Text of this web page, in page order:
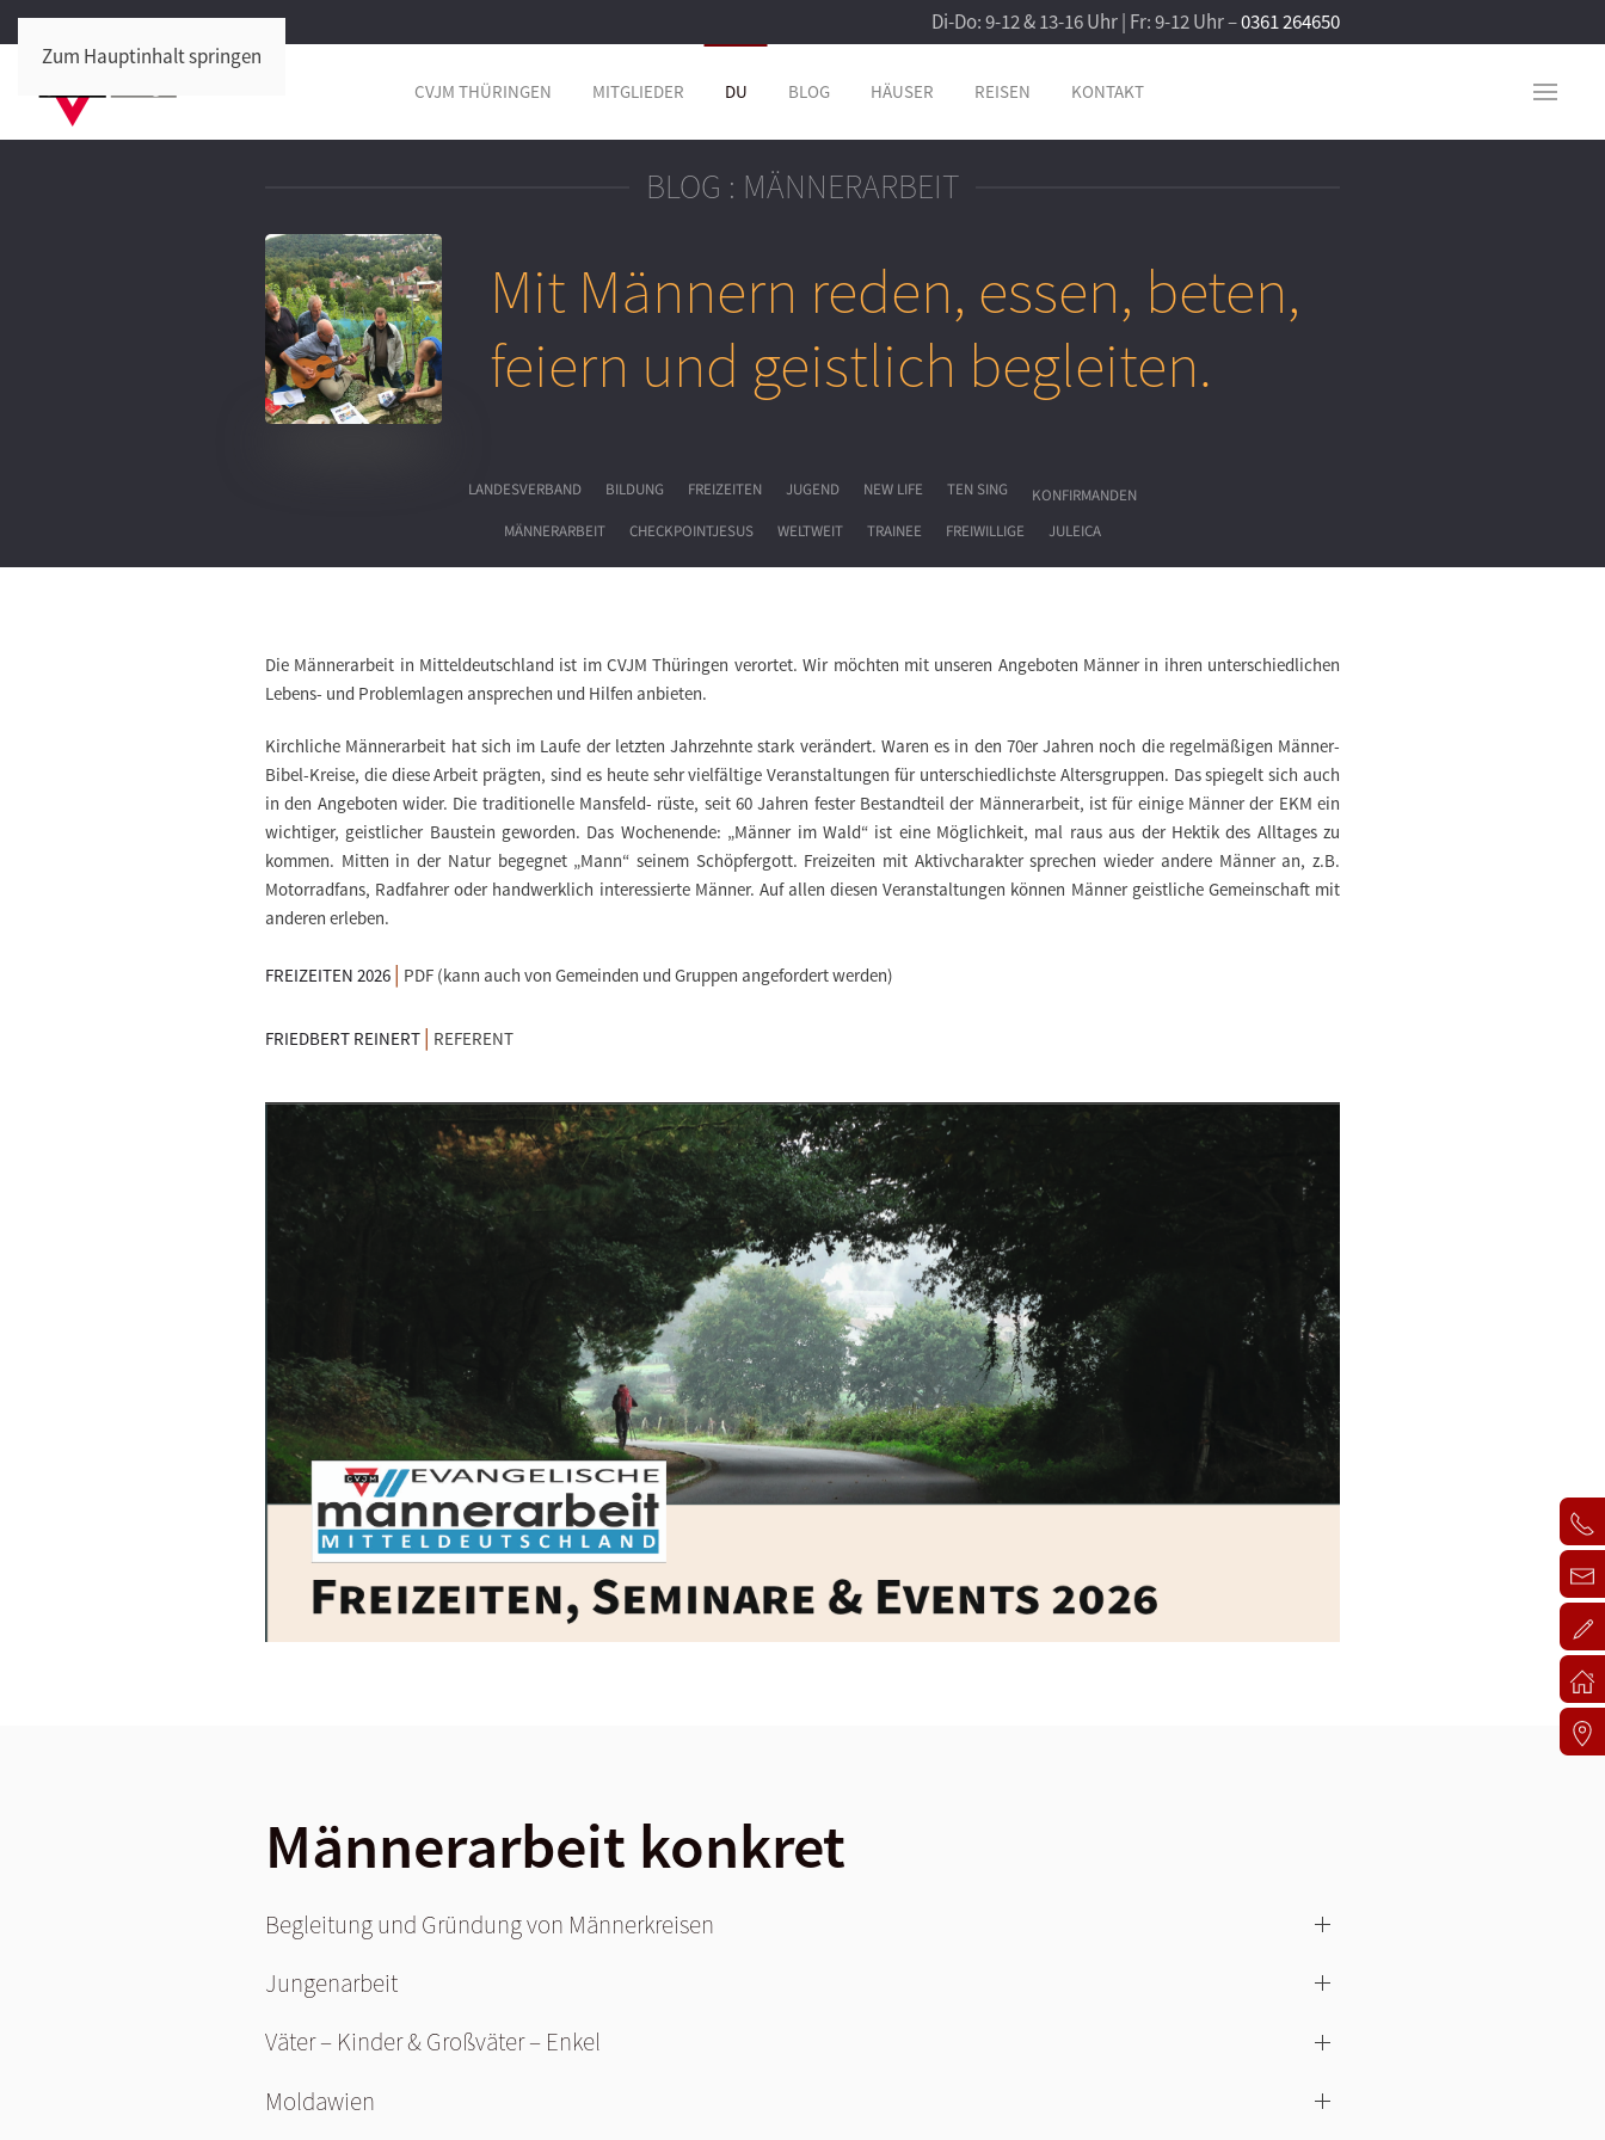
Zum Hauptinhalt springen
Di-Do: 9-12 & 13-16 Uhr | Fr: 9-12 Uhr –0361 264650
CVJM THÜRINGEN MITGLIEDER DU BLOG HÄUSER REISEN KONTAKT
BLOG : MÄNNERARBEIT
Mit Männern reden, essen, beten,
feiern und geistlich begleiten.
LANDESVERBAND BILDUNG FREIZEITEN JUGEND NEW LIFE TEN SING
KONFIRMANDEN
MÄNNERARBEIT
CHECKPOINTJESUS WELTWEIT TRAINEE FREIWILLIGE JULEICA
Die Männerarbeit in Mitteldeutschland ist im CVJM Thüringen verortet. Wir möchten mit unseren Angeboten Männer in ihren unterschiedlichen
Lebens- und Problemlagen ansprechen und Hilfen anbieten.
Kirchliche Männerarbeit hat sich im Laufe der letzten Jahrzehnte stark verändert. Waren es in den 70er Jahren noch die regelmäßigen Männer-
Bibel-Kreise, die diese Arbeit prägten, sind es heute sehr vielfältige Veranstaltungen für unterschiedlichste Altersgruppen. Das spiegelt sich auch
in den Angeboten wider. Die traditionelle Mansfeld- rüste, seit 60 Jahren fester Bestandteil der Männerarbeit, ist für einige Männer der EKM ein
wichtiger, geistlicher Baustein geworden. Das Wochenende: „Männer im Wald“ ist eine Möglichkeit, mal raus aus der Hektik des Alltages zu
kommen. Mitten in der Natur begegnet „Mann“ seinem Schöpfergott. Freizeiten mit Aktivcharakter sprechen wieder andere Männer an, z.B.
Motorradfans, Radfahrer oder handwerklich interessierte Männer. Auf allen diesen Veranstaltungen können Männer geistliche Gemeinschaft mit
anderen erleben.
FREIZEITEN 2026 | PDF (kann auch von Gemeinden und Gruppen angefordert werden)
FRIEDBERT REINERT | REFERENT
Männerarbeit konkret
Begleitung und Gründung von Männerkreisen
Jungenarbeit
Väter – Kinder & Großväter – Enkel
Moldawien